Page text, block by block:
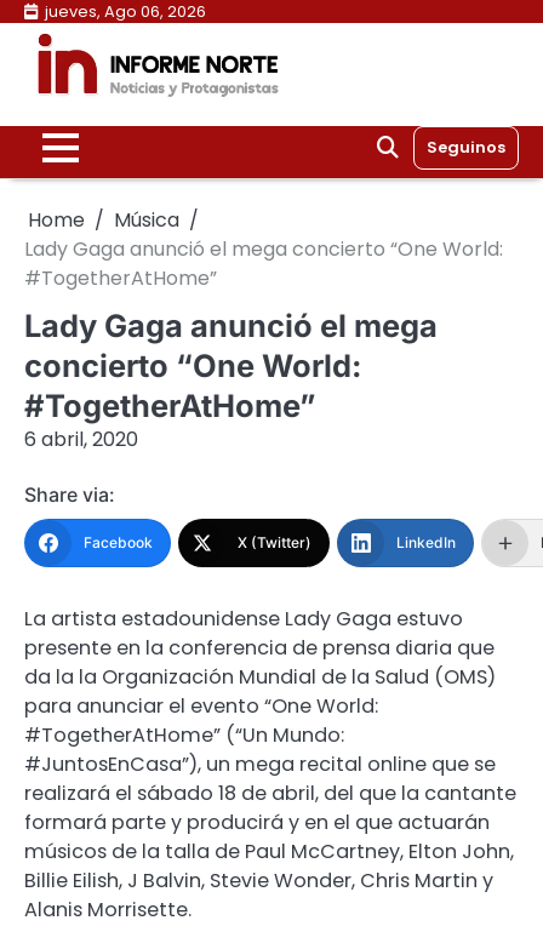
Skip
content
jueves, Ago 06, 2026
Seguinos
Home
Música
Lady Gaga anunció el mega concierto “One World:
#TogetherAtHome”
Lady Gaga anunció el mega
concierto “One World:
#TogetherAtHome”
6 abril, 2020
Share via:
Facebook X (Twitter) LinkedIn
La artista estadounidense Lady Gaga estuvo
presente en la conferencia de prensa diaria que
da la la Organización Mundial de la Salud (OMS)
para anunciar el evento “One World:
#TogetherAtHome” (“Un Mundo:
#JuntosEnCasa”), un mega recital online que se
realizará el sábado 18 de abril, del que la cantante
formará parte y producirá y en el que actuarán
músicos de la talla de Paul McCartney, Elton John,
Billie Eilish, J Balvin, Stevie Wonder, Chris Martin y
Alanis Morrisette.